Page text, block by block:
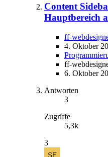
Content
Hauptbereich
ff-
4. Oktober
ff-
6. Oktober
Antworten
3
Zugriffe
5,3k
3